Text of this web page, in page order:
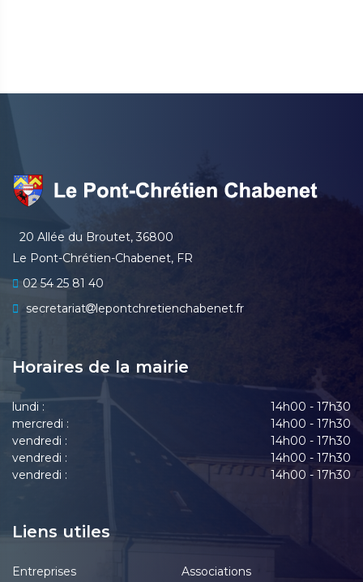
20 Allée du Broutet, 36800
Le Pont-Chrétien-Chabenet, FR
02 54 25 81 40
secretariat
lepontchretienchabenet.fr
Horaires de la mairie
lundi :
14h00 - 17h30
mercredi :
14h00 - 17h30
vendredi :
14h00 - 17h30
vendredi :
14h00 - 17h30
vendredi :
14h00 - 17h30
Liens utiles
Entreprises Associations